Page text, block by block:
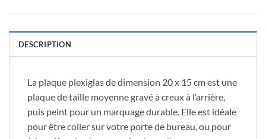
DESCRIPTION
La plaque plexiglas de dimension 20 x 15 cm est une
plaque de taille moyenne gravé à creux à l’arrière,
puis peint pour un marquage durable. Elle est idéale
pour être coller sur votre porte de bureau, ou pour